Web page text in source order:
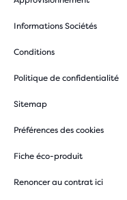
Informations Sociétés
Conditions
Politique de confidentialité
Sitemap
Préférences des cookies
Fiche éco-produit
Renoncer au contrat ici